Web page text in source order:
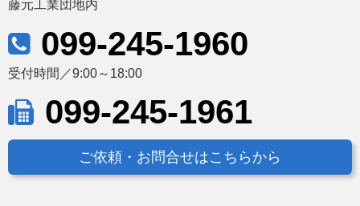
藤元工業団地内
099-245-1960
受付時間／9:00～18:00
099-245-1961
ご依頼・お問合せはこちらから